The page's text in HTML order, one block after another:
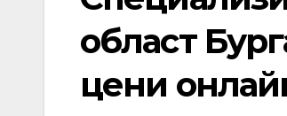
област
цени